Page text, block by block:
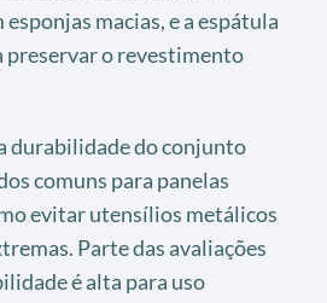
macias, e a espátula
preservar o revestimento
durabilidade do conjunto
comuns para panelas
evitar utensílios metálicos
Parte das avaliações
é alta para uso